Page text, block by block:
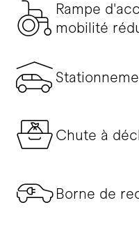
Rampe
mobilité
Chute à
Borne de